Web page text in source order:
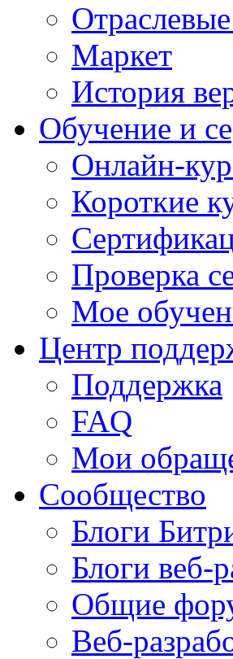
Маркет
История
Обучение и
Онлайн-
Короткие
Проверка
Мое
Центр
Поддержка
FAQ
Мои
Сообщество
Блоги
Блоги веб-
Общие
Веб-